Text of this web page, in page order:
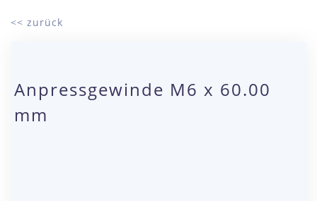
<< zurück
Anpressgewinde M6 x 60.00
mm